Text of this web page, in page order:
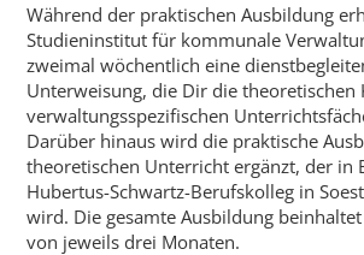
Während der praktischen Ausbildung
Studieninstitut für kommunale
zweimal wöchentlich eine
Unterweisung, die Dir die theoretischen
verwaltungsspezifischen
Darüber hinaus wird die praktische
theoretischen Unterricht ergänzt, der in
Hubertus-Schwartz-Berufskolleg in
wird. Die gesamte Ausbildung
von jeweils drei Monaten.